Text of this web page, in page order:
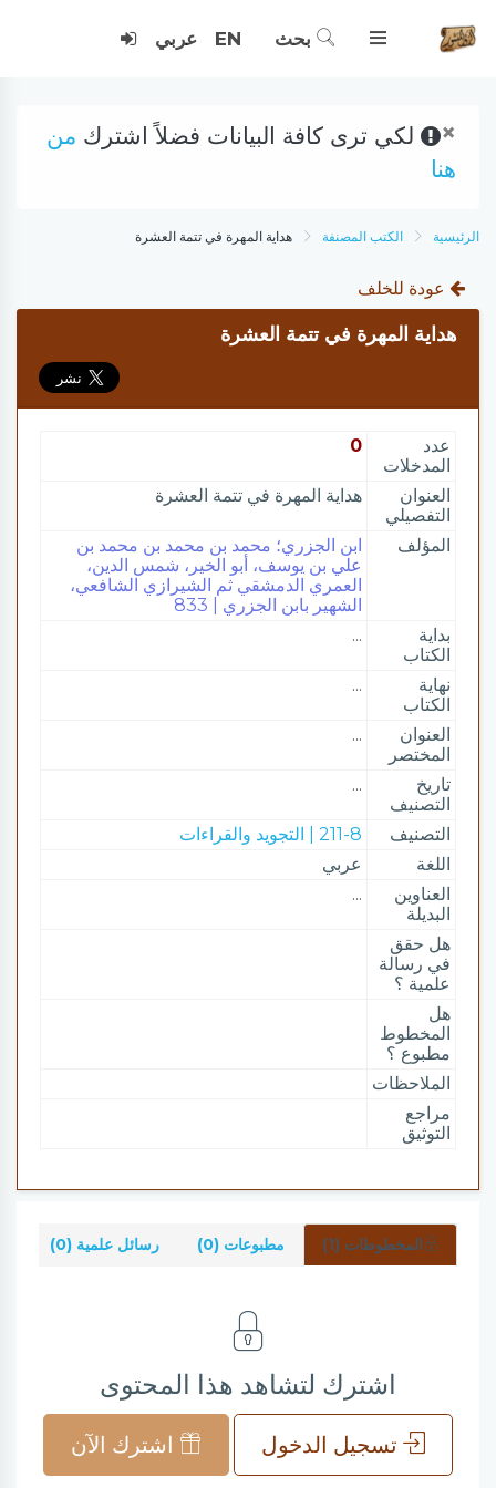
بحث EN عربي
× لكي ترى كافة البيانات فضلاً اشترك من
هنا
الرئيسية الكتب المصنفة هداية المهرة في تتمة العشرة
عودة للخلف
هداية المهرة في تتمة العشرة
عدد
المدخلات
0
العنوان
التفصيلي
هداية المهرة في تتمة العشرة
المؤلف
ابن الجزري؛ محمد بن محمد بن محمد بن
علي بن يوسف، أبو الخير، شمس الدين،
العمري الدمشقي ثم الشيرازي الشافعي،
الشهير بابن الجزري | 833
بداية
الكتاب
...
نهاية
الكتاب
...
العنوان
المختصر
...
تاريخ
التصنيف
...
التصنيف
211-8 | التجويد والقراءات
اللغة
عربي
العناوين
البديلة
...
هل حقق
في رسالة
علمية ؟
هل
المخطوط
مطبوع ؟
الملاحظات
مراجع
التوثيق
المخطوطات (1) مطبوعات (0) رسائل علمية (0)
اشترك لتشاهد هذا المحتوى
تسجيل الدخول اشترك الآن